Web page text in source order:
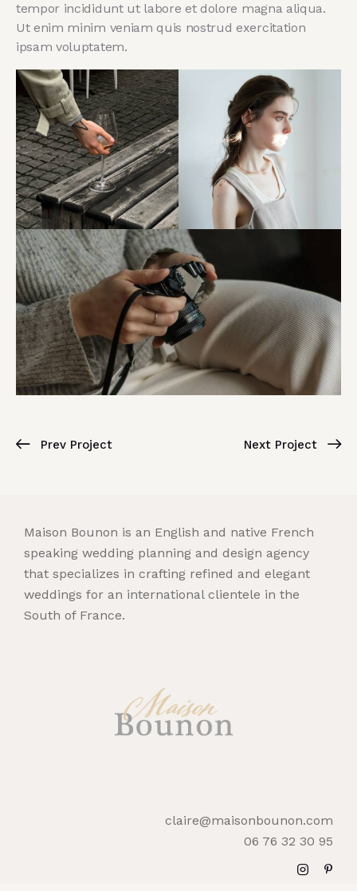
tempor incididunt ut labore et dolore magna aliqua.
Ut enim minim veniam quis nostrud exercitation
ipsam voluptatem.
Prev Project Next Project
Maison Bounon is an English and native French
speaking wedding planning and design agency
that specializes in crafting refined and elegant
weddings for an international clientele in the
South of France.
claire@maisonbounon.com
06 76 32 30 95